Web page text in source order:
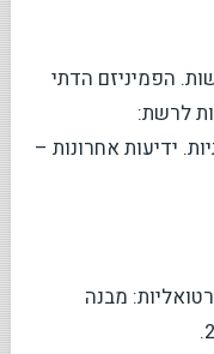
החדשות. הפמיניזם הדתי
לרשת:
ידיעות אחרונות –
קהילות וירטואליות: מבנה